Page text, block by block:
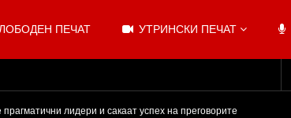
ПЕЧАТ УТРИНСКИ ПЕЧАТ
лидери и сакаат успех на преговорите